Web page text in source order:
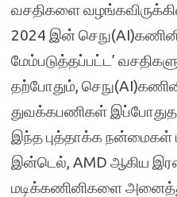
வசதிகளை
2024 இன்
மேம்படுத்தப்பட்ட’
தற்போதும்,
துவக்கபணிகள்
இந்த புத்தாக்க நன்மைகள்
இன்டெல், AMD ஆகிய
மடிக்கணினிகளை